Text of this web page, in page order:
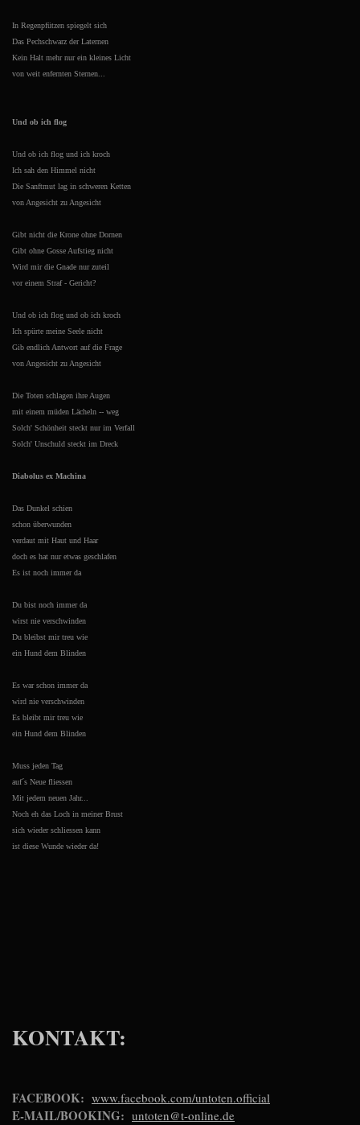
In Regenpfützen spiegelt sich
Das Pechschwarz der Laternen
Kein Halt mehr nur ein kleines Licht
von weit enfernten Sternen...
Und ob ich flog
Und ob ich flog und ich kroch
Ich sah den Himmel nicht
Die Sanftmut lag in schweren Ketten
von Angesicht zu Angesicht
Gibt nicht die Krone ohne Dornen
Gibt ohne Gosse Aufstieg nicht
Wird mir die Gnade nur zuteil
vor einem Straf - Gericht?
Und ob ich flog und ob ich kroch
Ich spürte meine Seele nicht
Gib endlich Antwort auf die Frage
von Angesicht zu Angesicht
Die Toten schlagen ihre Augen
mit einem müden Lächeln -- weg
Solch' Schönheit steckt nur im Verfall
Solch' Unschuld steckt im Dreck
Diabolus ex Machina
Das Dunkel schien
schon überwunden
verdaut mit Haut und Haar
doch es hat nur etwas geschlafen
Es ist noch immer da
Du bist noch immer da
wirst nie verschwinden
Du bleibst mir treu wie
ein Hund dem Blinden
Es war schon immer da
wird nie verschwinden
Es bleibt mir treu wie
ein Hund dem Blinden
Muss jeden Tag
auf´s Neue fliessen
Mit jedem neuen Jahr...
Noch eh das Loch in meiner Brust
sich wieder schliessen kann
ist diese Wunde wieder da!
KONTAKT:
FACEBOOK: www.facebook.com/untoten.official
E-MAIL/BOOKING: untoten@t-online.de